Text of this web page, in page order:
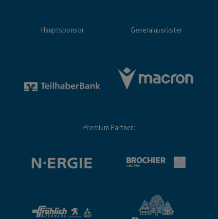
Hauptsponsor Generalausrüster
Premium Partner: